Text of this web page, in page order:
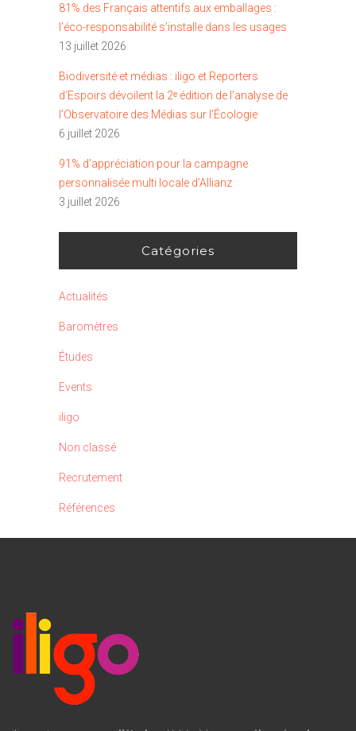
81% des Français attentifs aux emballages :
l’éco-responsabilité s’installe dans les usages
13 juillet 2026
Biodiversité et médias : iligo et Reporters
d’Espoirs dévoilent la 2ᵉ édition de l’analyse de
l’Observatoire des Médias sur l’Écologie
6 juillet 2026
91% d’appréciation pour la campagne
personnalisée multi locale d’Allianz
3 juillet 2026
Catégories
Actualités
Baromètres
Études
Events
iligo
Non classé
Recrutement
Références